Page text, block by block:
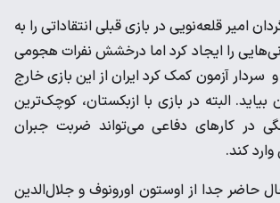
امیر قلعه‌نویی در بازی قبلی انتقاداتی را به
را ایجاد کرد اما درخشش نفرات هجومی
آزمون کمک کرد ایران از این بازی خارج
بیاید. البته در بازی با ازبکستان، کوچک‌ترین
در کارهای دفاعی می‌تواند ضربت جبران
کند.
حاضر جدا از اوستون اورونوف و جلال‌الدین